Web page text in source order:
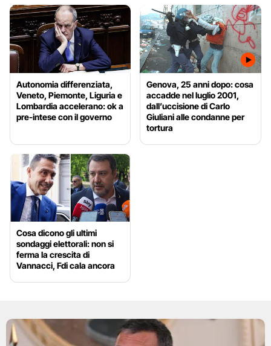
Autonomia differenziata,
Veneto, Piemonte, Liguria e
Lombardia accelerano: ok a
pre-intese con il governo
Genova, 25 anni dopo: cosa
accadde nel luglio 2001,
dall’uccisione di Carlo
Giuliani alle condanne per
tortura
Cosa dicono gli ultimi
sondaggi elettorali: non si
ferma la crescita di
Vannacci, Fdi cala ancora